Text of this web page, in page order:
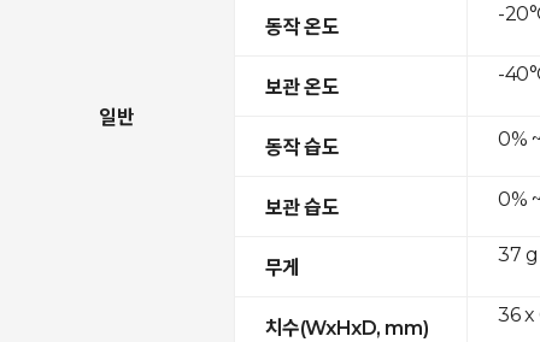
일반
동작 온도
보관 온도
동작 습도
보관 습도
무게
치수(WxHxD, mm)
-
-
0%
0%
37 g
36 x